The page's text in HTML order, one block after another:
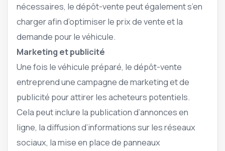
nécessaires, le dépôt-vente peut également s’en
charger afin d’optimiser le prix de vente et la
demande pour le véhicule.
Marketing et publicité
Une fois le véhicule préparé, le dépôt-vente
entreprend une campagne de marketing et de
publicité pour attirer les acheteurs potentiels.
Cela peut inclure la publication d’annonces en
ligne, la diffusion d’informations sur les réseaux
sociaux, la mise en place de panneaux